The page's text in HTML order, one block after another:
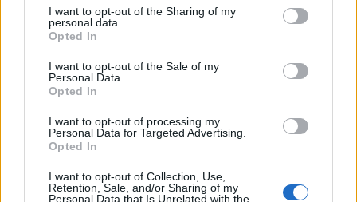
I want to opt-out of the Sharing of my
personal data.
Opted In
I want to opt-out of the Sale of my
Personal Data.
Opted In
I want to opt-out of processing my
Personal Data for Targeted Advertising.
Opted In
I want to opt-out of Collection, Use,
Retention, Sale, and/or Sharing of my
Personal Data that Is Unrelated with the
Přihlásit se a odpovědět #80276
beammeup |Předmět:RE: RE: RE: 14.08.22 21:43:02
Reakce na příspěvek #80280
Tak si to precti jeste jednou:
of States Action, which was conducted from August 9 to